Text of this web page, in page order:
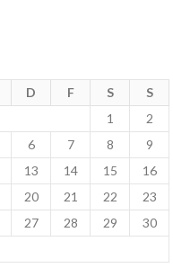
D F S
S
1
2
6 7 8
9
13 14 15
16
20 21 22
23
27 28 29
30